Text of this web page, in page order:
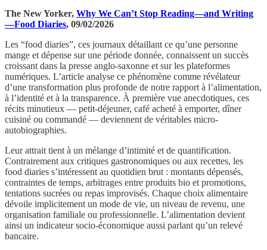
The New Yorker, Why We Can’t Stop Reading—and Writing
—Food Diaries, 09/02/2026
Les “food diaries”, ces journaux détaillant ce qu’une personne
mange et dépense sur une période donnée, connaissent un succès
croissant dans la presse anglo-saxonne et sur les plateformes
numériques. L’article analyse ce phénomène comme révélateur
d’une transformation plus profonde de notre rapport à l’alimentation,
à l’identité et à la transparence. À première vue anecdotiques, ces
récits minutieux — petit-déjeuner, café acheté à emporter, dîner
cuisiné ou commandé — deviennent de véritables micro-
autobiographies.
Leur attrait tient à un mélange d’intimité et de quantification.
Contrairement aux critiques gastronomiques ou aux recettes, les
food diaries s’intéressent au quotidien brut : montants dépensés,
contraintes de temps, arbitrages entre produits bio et promotions,
tentations sucrées ou repas improvisés. Chaque choix alimentaire
dévoile implicitement un mode de vie, un niveau de revenu, une
organisation familiale ou professionnelle. L’alimentation devient
ainsi un indicateur socio-économique aussi parlant qu’un relevé
bancaire.